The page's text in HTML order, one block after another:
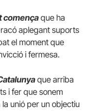
començaque ha
aplegant suports
el moment que
i fermesa.
que arriba
i fer que sonem
unió per un objectiu